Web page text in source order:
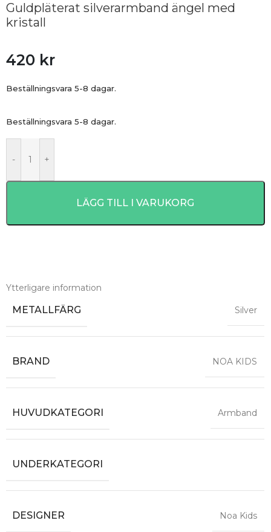
Guldpläterat silverarmband ängel med
kristall
420 kr
Beställningsvara 5-8 dagar.
Beställningsvara 5-8 dagar.
- +
LÄGG TILL I VARUKORG
Ytterligare information
METALLFÄRG Silver
BRAND NOA KIDS
HUVUDKATEGORI Armband
UNDERKATEGORI
DESIGNER Noa Kids